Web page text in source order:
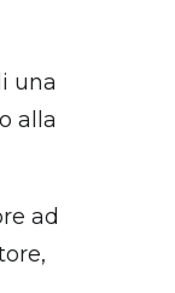
una
alla
ad